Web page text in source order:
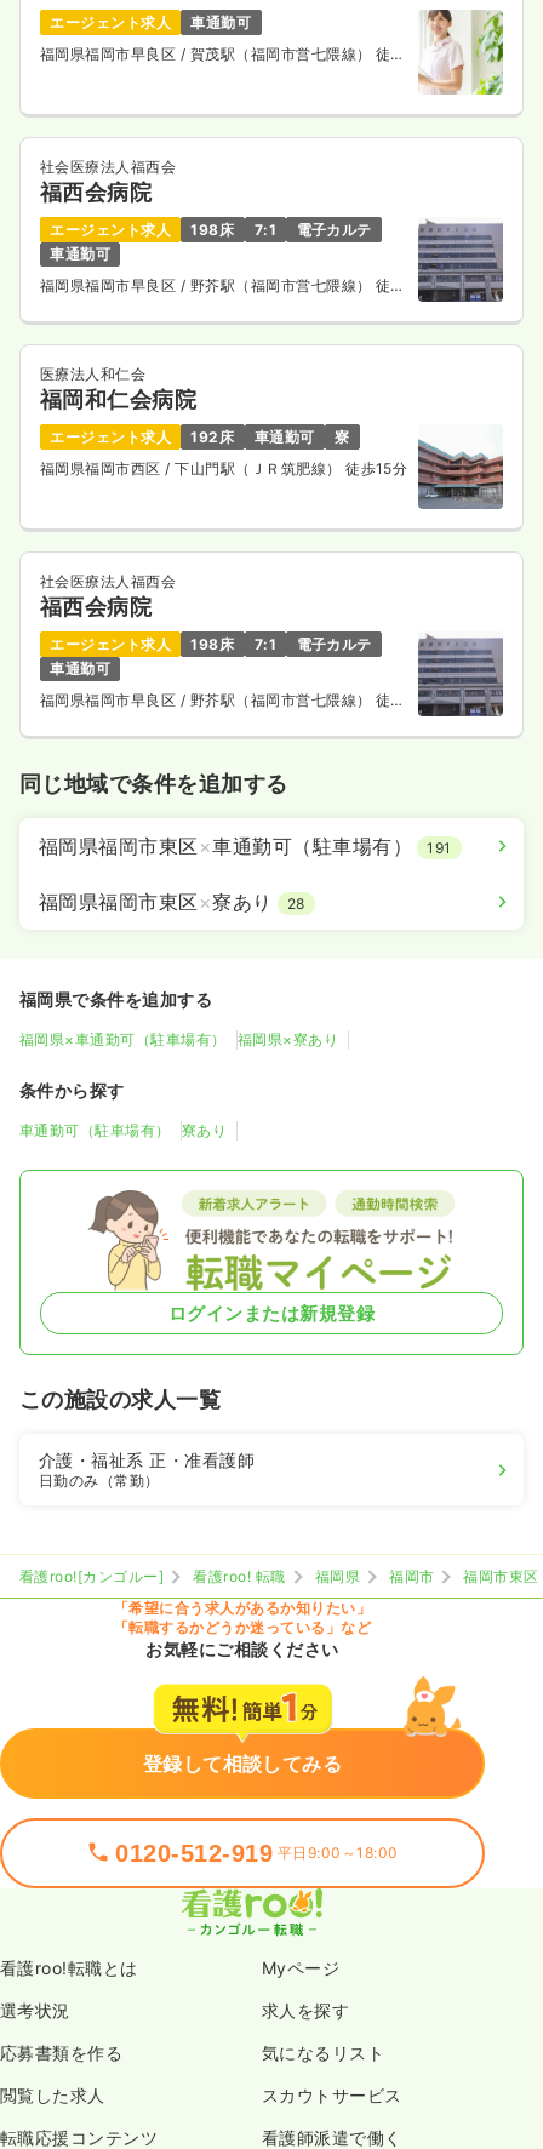
エージェント求人
車通勤可
福岡県福岡市早良区 / 賀茂駅（福岡市営七隈線） 徒歩
社会医療法人福西会
福西会病院
エージェント求人 198床 7:1
電子カルテ
車通勤可
福岡県福岡市早良区 / 野芥駅（福岡市営七隈線） 徒歩
医療法人和仁会
福岡和仁会病院
エージェント求人 192床 車通勤可
寮
福岡県福岡市西区 / 下山門駅（ＪＲ筑肥線） 徒歩15分
社会医療法人福西会
福西会病院
エージェント求人 198床 7:1
電子カルテ
車通勤可
福岡県福岡市早良区 / 野芥駅（福岡市営七隈線） 徒歩
同じ地域で条件を追加する
福岡県福岡市東区 ×車通勤可（駐車場有） 191
福岡県福岡市東区 ×寮あり 28
福岡県で条件を追加する
福岡県×車通勤可（駐車場有） 福岡県×寮あり
条件から探す
車通勤可（駐車場有） 寮あり
ログインまたは新規登録
この施設の求人一覧
介護・福祉系正・准看護師
日勤のみ（常勤）
看護roo![カンゴルー] 看護roo! 転職 福岡県 福岡市
福岡市東区
「希望に合う求人があるか知りたい」
「転職するかどうか迷っている」など
お気軽にご相談ください
登録して相談してみる
0120-512-919 平日9:00～18:00
看護roo!転職とは Myページ
選考状況 求人を探す
応募書類を作る 気になるリスト
閲覧した求人 スカウトサービス
転職応援コンテンツ 看護師派遣で働く